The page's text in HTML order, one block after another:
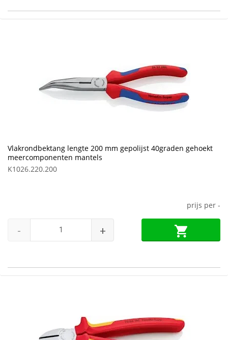
Vlakrondbektang lengte 200 mm gepolijst 40graden gehoekt
meercomponenten mantels
K1026.220.200
prijs per -
- +